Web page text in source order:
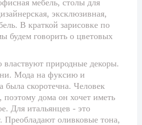
мебель, столы для
эксклюзивная,
В краткой зарисовке по
будем говорить о цветовых
властвуют природные декоры.
Мода на фуксию и
была скоротечна. Человек
поэтому дома он хочет иметь
Для итальянцев - это
Преобладают оливковые тона,